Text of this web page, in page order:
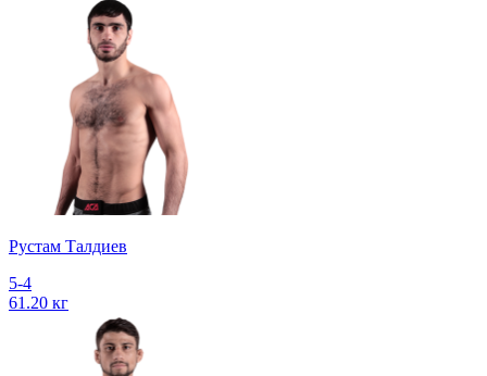
Рустам Талдиев
5-4
61.20 кг